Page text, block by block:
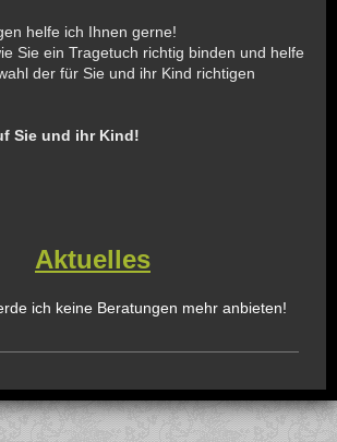
helfe ich Ihnen gerne!
Sie ein Tragetuch richtig binden und helfe
der für Sie und ihr Kind richtigen
Sie und ihr Kind!
Aktuelles
ich keine Beratungen mehr anbieten!